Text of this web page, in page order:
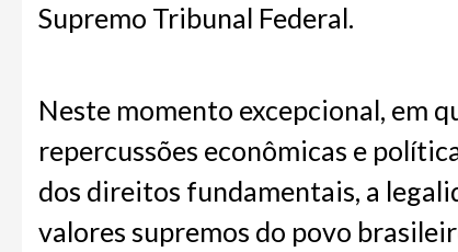
Supremo Tribunal Federal.
Neste momento excepcional, em
repercussões econômicas e
dos direitos fundamentais, a
valores supremos do povo